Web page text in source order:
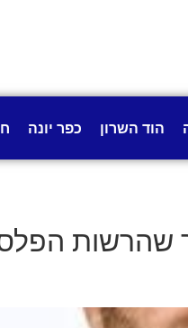
הוד השרון כפר יונה
שהרשות